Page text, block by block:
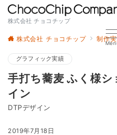
株式会社 チョコチップ
株式会社 チョコチップ 制作
グラフィック実績
手打ち蕎麦 ふく様
イン
DTPデザイン
2019年7月18日